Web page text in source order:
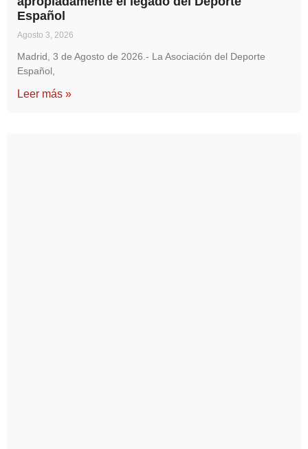
Español
Agosto 3, 2026
Madrid, 3 de Agosto de 2026.- La Asociación del Deporte
Español,
Leer más »